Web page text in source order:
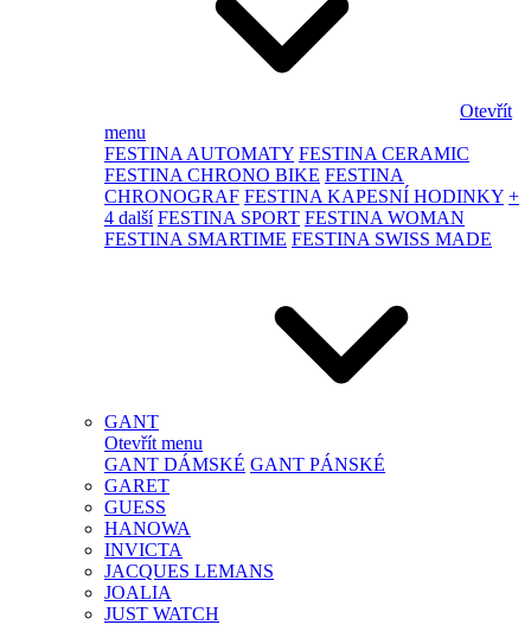
Otevřít
menu
FESTINA AUTOMATY FESTINA CERAMIC
FESTINA CHRONO BIKE FESTINA
CHRONOGRAF FESTINA KAPESNÍ HODINKY +
4 další FESTINA SPORT FESTINA WOMAN
FESTINA SMARTIME FESTINA SWISS MADE
GANT
Otevřít menu
GANT DÁMSKÉ GANT PÁNSKÉ
GARET
GUESS
HANOWA
INVICTA
JACQUES LEMANS
JOALIA
JUST WATCH